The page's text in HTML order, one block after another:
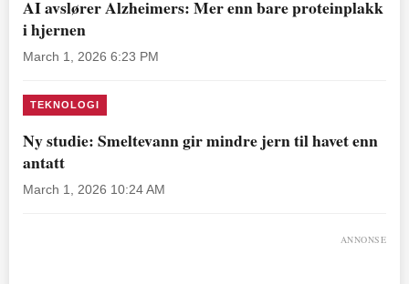
AI avslører Alzheimers: Mer enn bare proteinplakk
i hjernen
March 1, 2026 6:23 PM
TEKNOLOGI
Ny studie: Smeltevann gir mindre jern til havet enn
antatt
March 1, 2026 10:24 AM
ANNONSE